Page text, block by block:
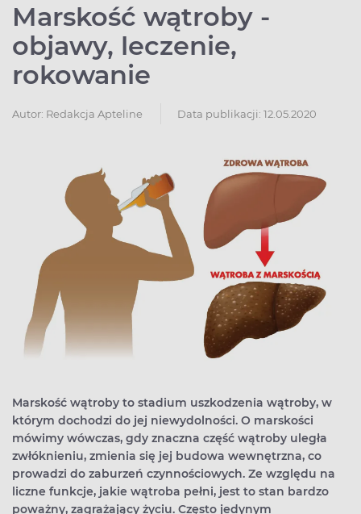
Marskość wątroby -
objawy, leczenie,
rokowanie
Autor: Redakcja Apteline Data publikacji: 12.05.2020
Marskość wątroby to stadium uszkodzenia wątroby, w
którym dochodzi do jej niewydolności. O marskości
mówimy wówczas, gdy znaczna część wątroby uległa
zwłóknieniu, zmienia się jej budowa wewnętrzna, co
prowadzi do zaburzeń czynnościowych. Ze względu na
liczne funkcje, jakie wątroba pełni, jest to stan bardzo
poważny, zagrażający życiu. Często jedynym